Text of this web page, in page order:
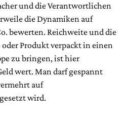
und die Verantwortlichen
die Dynamiken auf
bewerten. Reichweite und die
Produkt verpackt in einen
zu bringen, ist hier
wert. Man darf gespannt
auf
wird.